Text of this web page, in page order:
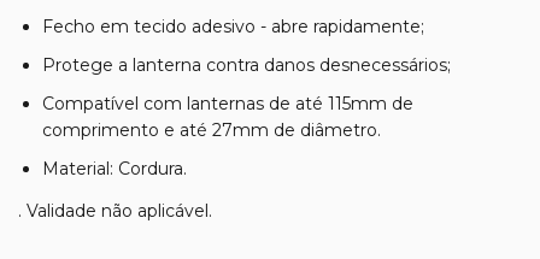
Fecho em tecido adesivo - abre rapidamente;
Protege a lanterna contra danos desnecessários;
Compatível com lanternas de até 115mm de
comprimento e até 27mm de diâmetro.
Material: Cordura.
. Validade não aplicável.